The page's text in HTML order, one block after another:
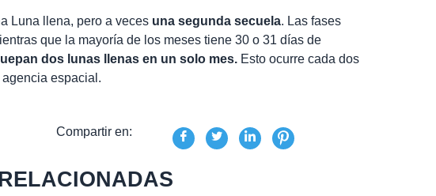
Luna llena, pero a veces una segunda secuela. Las fases
que la mayoría de los meses tiene 30 o 31 días de
dos lunas llenas en un solo mes. Esto ocurre cada dos
espacial.
Compartir en: